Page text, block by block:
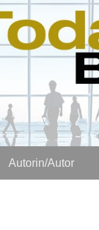
Autorin/Autor